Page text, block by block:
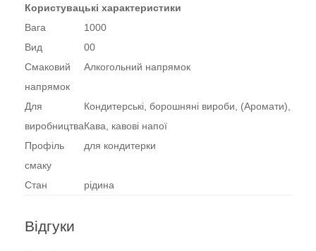
Користувацькі характеристики
Вага
1000
Вид
00
Смаковий
напрямок
Алкогольний напрямок
Для
виробництва
Кондитерські, борошняні вироби, (Аромати),
Кава, кавові напої
Профіль
смаку
для кондитерки
Стан рідина
Відгуки